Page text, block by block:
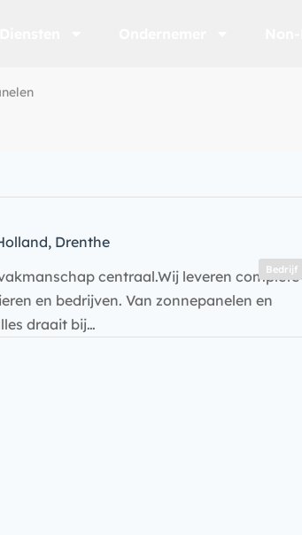
Bedrijf
Drenthe
centraal.Wij leveren complete
en bedrijven. Van zonnepanelen en
draait bij…